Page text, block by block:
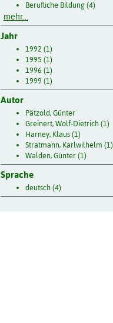
Berufliche Bildung (4)
mehr...
Jahr
1992 (1)
1995 (1)
1996 (1)
1999 (1)
Autor
Pätzold, Günter
Greinert, Wolf-Dietrich (1)
Harney, Klaus (1)
Stratmann, Karlwilhelm (1)
Walden, Günter (1)
Sprache
deutsch (4)